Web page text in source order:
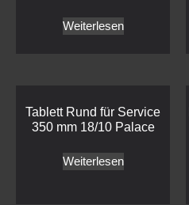
Weiterlesen
Tablett Rund für Service
350 mm 18/10 Palace
Weiterlesen